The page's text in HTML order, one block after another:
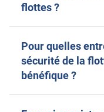
flottes ?
Pour quelles
sécurité de la
bénéfique ?